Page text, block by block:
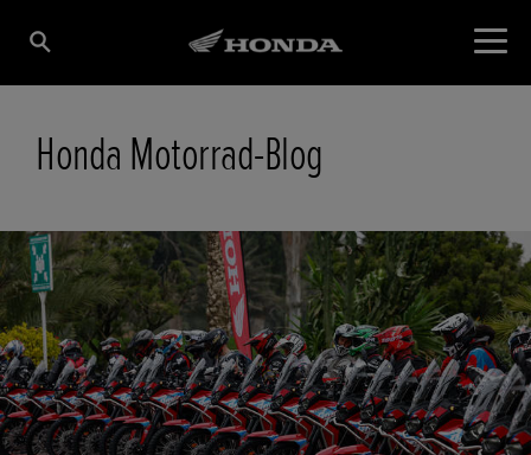
Honda Motorrad-Blog